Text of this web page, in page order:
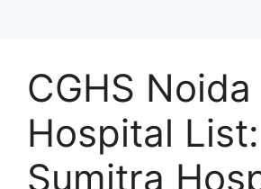
CGHS Noida
Hospital List:
Sumitra